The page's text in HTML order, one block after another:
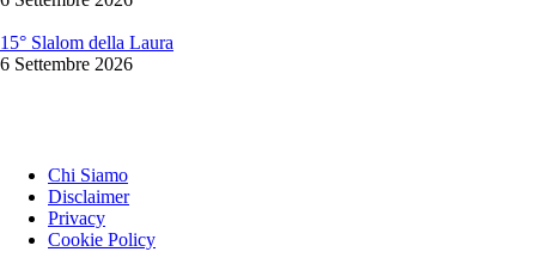
15° Slalom della Laura
6 Settembre 2026
Chi Siamo
Disclaimer
Privacy
Cookie Policy